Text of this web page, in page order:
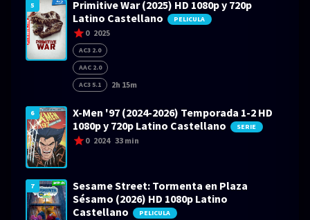
5
Primitive War (2025) HD 1080p y 720p
Latino Castellano
PELICULA
0 2025
AC3 2.0
AAC 2.0
AC3 5.1
2h 15m
6
X-Men '97 (2024-2026) Temporada 1-2 HD
1080p y 720p Latino Castellano
SERIE
0 2024 33 min
7
Sesame Street: Tormenta en Plaza
Sésamo (2026) HD 1080p Latino
Castellano
PELICULA